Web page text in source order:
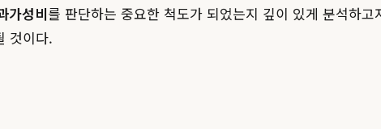
가성비를 판단하는 중요한 척도가 되었는지 깊이 있게 분석하
것이다.